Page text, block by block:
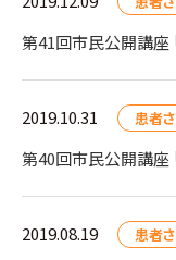
第41回市民公開講座
2019.10.31 患者
第40回市民公開講座
2019.08.19 患者